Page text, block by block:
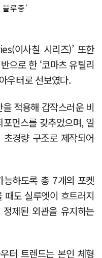
루종’
이사칠 시리즈)’ 또한
으로 한 ‘코마츠 유틸리
우터로 선보였다.
적용해 갑작스러운 비
먼스를 갖추었으며, 일
경량 구조로 제작되어
하도록 총 7개의 포켓
도 실루엣이 흐트러지
제된 외관을 유지하는
터 트렌드는 본인 체형